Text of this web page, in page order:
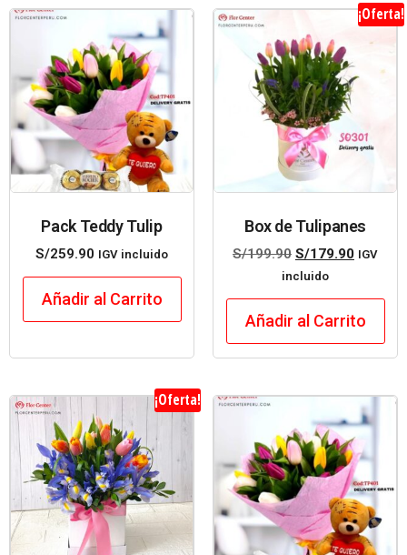
Pack Teddy Tulip
S/259.90 IGV incluido
Añadir al Carrito
¡Oferta!
Box de Tulipanes
S/199.90 S/179.90 IGV
incluido
Añadir al Carrito
¡Oferta!